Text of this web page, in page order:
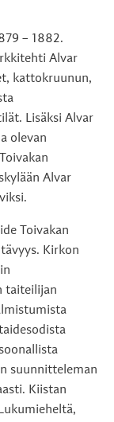
– 1882.
Alvar
kattokruunun,
Lisäksi Alvar
olevan
Alvar
Toivakan
Kirkon
taiteilijan
suunnitteleman
Kiistan